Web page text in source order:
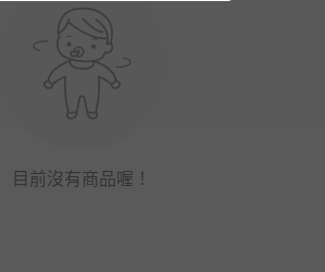
目前沒有商品喔！